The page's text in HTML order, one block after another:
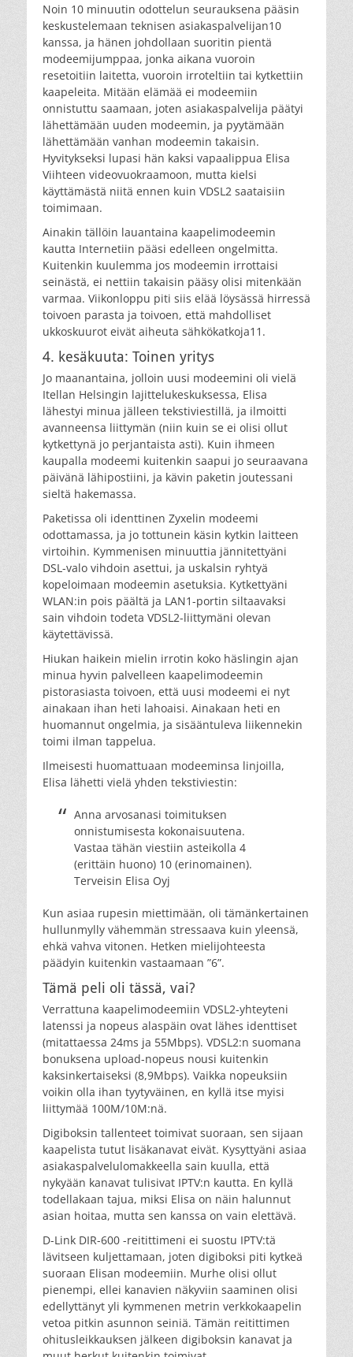
Noin 10 minuutin odottelun seurauksena pääsin
keskustelemaan teknisen asiakaspalvelijan10
kanssa, ja hänen johdollaan suoritin pientä
modeemijumppaa, jonka aikana vuoroin
resetoitiin laitetta, vuoroin irroteltiin tai kytkettiin
kaapeleita. Mitään elämää ei modeemiin
onnistuttu saamaan, joten asiakaspalvelija päätyi
lähettämään uuden modeemin, ja pyytämään
lähettämään vanhan modeemin takaisin.
Hyvitykseksi lupasi hän kaksi vapaalippua Elisa
Viihteen videovuokraamoon, mutta kielsi
käyttämästä niitä ennen kuin VDSL2 saataisiin
toimimaan.
Ainakin tällöin lauantaina kaapelimodeemin
kautta Internetiin pääsi edelleen ongelmitta.
Kuitenkin kuulemma jos modeemin irrottaisi
seinästä, ei nettiin takaisin pääsy olisi mitenkään
varmaa. Viikonloppu piti siis elää löysässä hirressä
toivoen parasta ja toivoen, että mahdolliset
ukkoskuurot eivät aiheuta sähkökatkoja11.
4. kesäkuuta: Toinen yritys
Jo maanantaina, jolloin uusi modeemini oli vielä
Itellan Helsingin lajittelukeskuksessa, Elisa
lähestyi minua jälleen tekstiviestillä, ja ilmoitti
avanneensa liittymän (niin kuin se ei olisi ollut
kytkettynä jo perjantaista asti). Kuin ihmeen
kaupalla modeemi kuitenkin saapui jo seuraavana
päivänä lähipostiini, ja kävin paketin joutessani
sieltä hakemassa.
Paketissa oli identtinen Zyxelin modeemi
odottamassa, ja jo tottunein käsin kytkin laitteen
virtoihin. Kymmenisen minuuttia jännitettyäni
DSL-valo vihdoin asettui, ja uskalsin ryhtyä
kopeloimaan modeemin asetuksia. Kytkettyäni
WLAN:in pois päältä ja LAN1-portin siltaavaksi
sain vihdoin todeta VDSL2-liittymäni olevan
käytettävissä.
Hiukan haikein mielin irrotin koko häslingin ajan
minua hyvin palvelleen kaapelimodeemin
pistorasiasta toivoen, että uusi modeemi ei nyt
ainakaan ihan heti lahoaisi. Ainakaan heti en
huomannut ongelmia, ja sisääntuleva liikennekin
toimi ilman tappelua.
Ilmeisesti huomattuaan modeeminsa linjoilla,
Elisa lähetti vielä yhden tekstiviestin:
Anna arvosanasi toimituksen
onnistumisesta kokonaisuutena.
Vastaa tähän viestiin asteikolla 4
(erittäin huono) 10 (erinomainen).
Terveisin Elisa Oyj
Kun asiaa rupesin miettimään, oli tämänkertainen
hullunmylly vähemmän stressaava kuin yleensä,
ehkä vahva vitonen. Hetken mielijohteesta
päädyin kuitenkin vastaamaan ”6”.
Tämä peli oli tässä, vai?
Verrattuna kaapelimodeemiin VDSL2-yhteyteni
latenssi ja nopeus alaspäin ovat lähes identtiset
(mitattaessa 24ms ja 55Mbps). VDSL2:n suomana
bonuksena upload-nopeus nousi kuitenkin
kaksinkertaiseksi (8,9Mbps). Vaikka nopeuksiin
voikin olla ihan tyytyväinen, en kyllä itse myisi
liittymää 100M/10M:nä.
Digiboksin tallenteet toimivat suoraan, sen sijaan
kaapelista tutut lisäkanavat eivät. Kysyttyäni asiaa
asiakaspalvelulomakkeella sain kuulla, että
nykyään kanavat tulisivat IPTV:n kautta. En kyllä
todellakaan tajua, miksi Elisa on näin halunnut
asian hoitaa, mutta sen kanssa on vain elettävä.
D-Link DIR-600 -reitittimeni ei suostu IPTV:tä
lävitseen kuljettamaan, joten digiboksi piti kytkeä
suoraan Elisan modeemiin. Murhe olisi ollut
pienempi, ellei kanavien näkyviin saaminen olisi
edellyttänyt yli kymmenen metrin verkkokaapelin
vetoa pitkin asunnon seiniä. Tämän reitittimen
ohitusleikkauksen jälkeen digiboksin kanavat ja